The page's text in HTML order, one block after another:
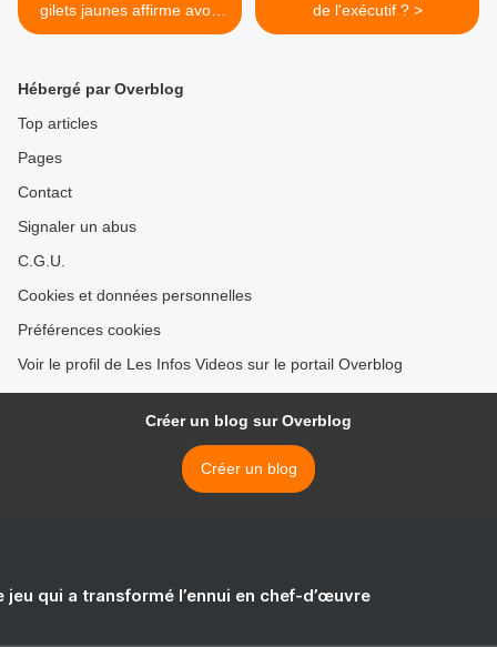
gilets jaunes affirme avoir
été viré de l'administration
mouvement
de l'exécutif ? >
Hébergé par Overblog
Top articles
Pages
Contact
Signaler un abus
C.G.U.
Cookies et données personnelles
Préférences cookies
Voir le profil de Les Infos Videos sur le portail Overblog
Créer un blog sur Overblog
Créer un blog
jeu qui a transformé l’ennui en chef-d’œuvre